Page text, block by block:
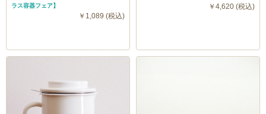
ラス容器フェア】
￥1,089 (税込)
￥4,620 (税込)